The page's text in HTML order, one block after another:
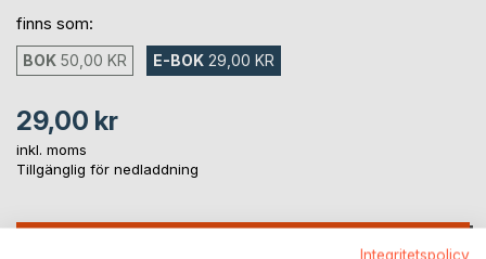
finns som:
BOK 50,00 KR E-BOK 29,00 KR
29,00 kr
inkl. moms
Tillgänglig för nedladdning
Integritetspolicy